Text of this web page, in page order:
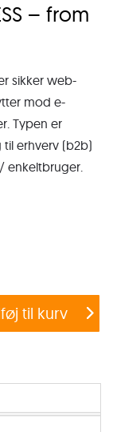
– from
sikker web-
mod e-
Typen er
erhverv (b2b)
enkeltbruger.
til kurv